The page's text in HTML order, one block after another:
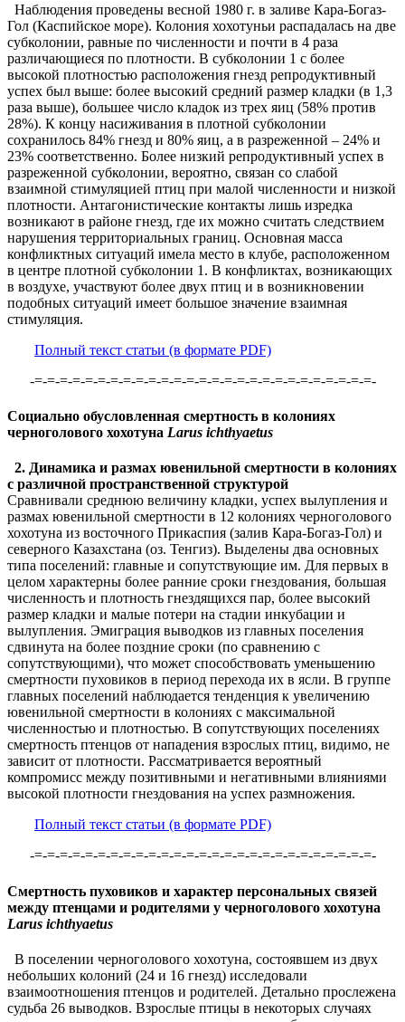
Наблюдения проведены весной 1980 г. в заливе Кара-Богаз-
Гол (Каспийское море). Колония хохотуньи распадалась на две
субколонии, равные по численности и почти в 4 раза
различающиеся по плотности. В субколонии 1 с более
высокой плотностью расположения гнезд репродуктивный
успех был выше: более высокий средний размер кладки (в 1,3
раза выше), большее число кладок из трех яиц (58% против
28%). К концу насиживания в плотной субколонии
сохранилось 84% гнезд и 80% яиц, а в разреженной – 24% и
23% соответственно. Более низкий репродуктивный успех в
разреженной субколонии, вероятно, связан со слабой
взаимной стимуляцией птиц при малой численности и низкой
плотности. Антагонистические контакты лишь изредка
возникают в районе гнезд, где их можно считать следствием
нарушения территориальных границ. Основная масса
конфликтных ситуаций имела место в клубе, расположенном
в центре плотной субколонии 1. В конфликтах, возникающих
в воздухе, участвуют более двух птиц и в возникновении
подобных ситуаций имеет большое значение взаимная
стимуляция.
Полный текст статьи (в формате PDF)
-=-=-=-=-=-=-=-=-=-=-=-=-=-=-=-=-=-=-=-=-=-=-=-=-=-=-=-
Социально обусловленная смертность в колониях
черноголового хохотуна Larus ichthyaetus
2. Динамика и размах ювенильной смертности в колониях
с различной пространственной структурой
Сравнивали среднюю величину кладки, успех вылупления и
размах ювенильной смертности в 12 колониях черноголового
хохотуна из восточного Прикаспия (залив Кара-Богаз-Гол) и
северного Казахстана (оз. Тенгиз). Выделены два основных
типа поселений: главные и сопутствующие им. Для первых в
целом характерны более ранние сроки гнездования, большая
численность и плотность гнездящихся пар, более высокий
размер кладки и малые потери на стадии инкубации и
вылупления. Эмиграция выводков из главных поселения
сдвинута на более поздние сроки (по сравнению с
сопутствующими), что может способствовать уменьшению
смертности пуховиков в период перехода их в ясли. В группе
главных поселений наблюдается тенденция к увеличению
ювенильной смертности в колониях с максимальной
численностью и плотностью. В сопутствующих поселениях
смертность птенцов от нападения взрослых птиц, видимо, не
зависит от плотности. Рассматривается вероятный
компромисс между позитивными и негативными влияниями
высокой плотности гнездования на успех размножения.
Полный текст статьи (в формате PDF)
-=-=-=-=-=-=-=-=-=-=-=-=-=-=-=-=-=-=-=-=-=-=-=-=-=-=-=-
Смертность пуховиков и характер персональных связей
между птенцами и родителями у черноголового хохотуна
Larus ichthyaetus
В поселении черноголового хохотуна, состоявшем из двух
небольших колоний (24 и 16 гнезд) исследовали
взаимоотношения птенцов и родителей. Детально прослежена
судьба 26 выводков. Взрослые птицы в некоторых случаях